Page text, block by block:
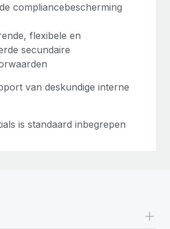
compliancebescherming
flexibele en
secundaire
van deskundige interne
is standaard inbegrepen
+